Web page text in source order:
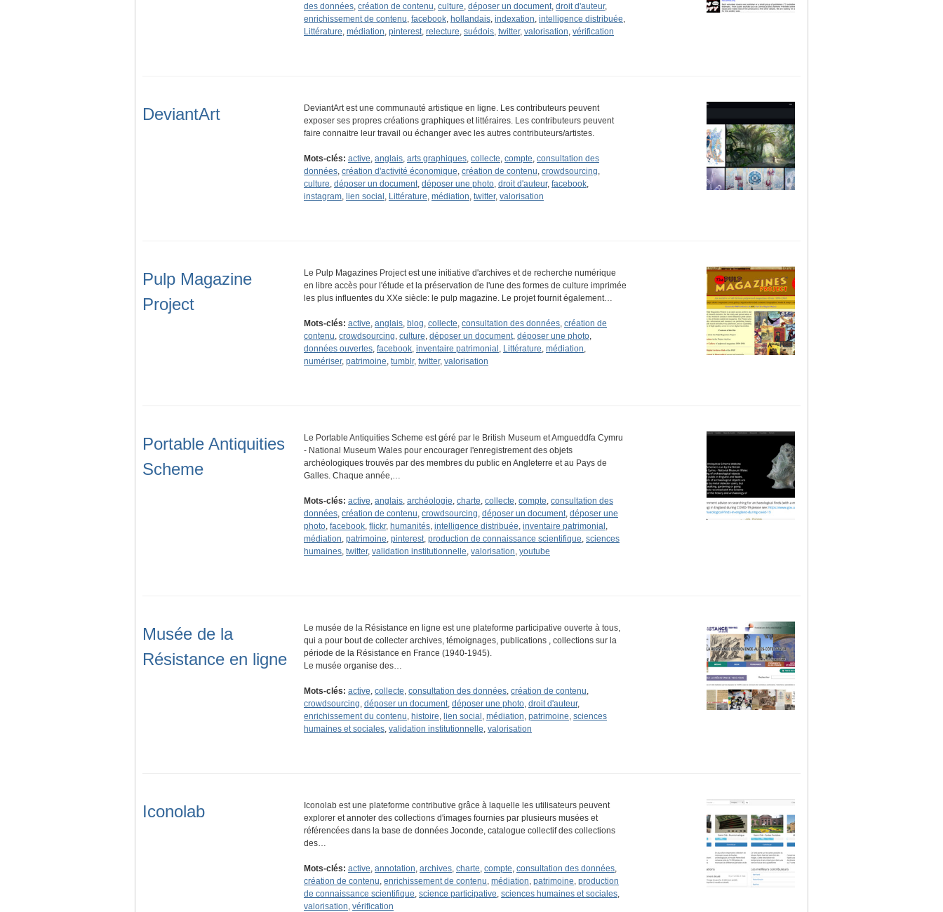
des données, création de contenu, culture, déposer un document, droit d'auteur,
enrichissement de contenu, facebook, hollandais, indexation, intelligence distribuée,
Littérature, médiation, pinterest, relecture, suédois, twitter, valorisation, vérification
DeviantArt
DeviantArt est une communauté artistique en ligne. Les contributeurs peuvent
exposer ses propres créations graphiques et littéraires. Les contributeurs peuvent
faire connaitre leur travail ou échanger avec les autres contributeurs/artistes.
Mots-clés: active, anglais, arts graphiques, collecte, compte, consultation des
données, création d'activité économique, création de contenu, crowdsourcing,
culture, déposer un document, déposer une photo, droit d'auteur, facebook,
instagram, lien social , Littérature, médiation, twitter, valorisation
Pulp Magazine
Project
Le Pulp Magazines Project est une initiative d'archives et de recherche numérique
en libre accès pour l'étude et la préservation de l'une des formes de culture imprimée
les plus influentes du XXe siècle: le pulp magazine. Le projet fournit également…
Mots-clés: active, anglais, blog, collecte, consultation des données, création de
contenu, crowdsourcing, culture, déposer un document, déposer une photo,
données ouvertes, facebook, inventaire patrimonial , Littérature, médiation,
numériser, patrimoine, tumblr, twitter, valorisation
Portable Antiquities
Scheme
Le Portable Antiquities Scheme est géré par le British Museum et Amgueddfa Cymru
- National Museum Wales pour encourager l'enregistrement des objets
archéologiques trouvés par des membres du public en Angleterre et au Pays de
Galles. Chaque année,…
Mots-clés: active, anglais, archéologie, charte, collecte, compte, consultation des
données, création de contenu, crowdsourcing, déposer un document, déposer une
photo, facebook, flickr, humanités, intelligence distribuée, inventaire patrimonial ,
médiation, patrimoine, pinterest, production de connaissance scientifique, sciences
humaines, twitter, validation institutionnelle, valorisation, youtube
Musée de la
Résistance en ligne
Le musée de la Résistance en ligne est une plateforme participative ouverte à tous,
qui a pour bout de collecter archives, témoignages, publications , collections sur la
période de la Résistance en France (1940-1945).
Le musée organise des…
Mots-clés: active, collecte, consultation des données, création de contenu,
crowdsourcing, déposer un document, déposer une photo, droit d'auteur,
enrichissement du contenu, histoire, lien social , médiation, patrimoine, sciences
humaines et sociales, validation institutionnelle, valorisation
Iconolab
Iconolab est une plateforme contributive grâce à laquelle les utilisateurs peuvent
explorer et annoter des collections d'images fournies par plusieurs musées et
référencées dans la base de données Joconde, catalogue collectif des collections
des…
Mots-clés: active, annotation, archives, charte, compte, consultation des données,
création de contenu, enrichissement de contenu, médiation, patrimoine, production
de connaissance scientifique, science participative, sciences humaines et sociales,
valorisation, vérification